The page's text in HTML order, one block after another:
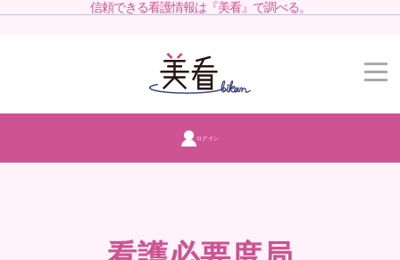
信頼できる看護情報は『美看』で調べる。
ログイン